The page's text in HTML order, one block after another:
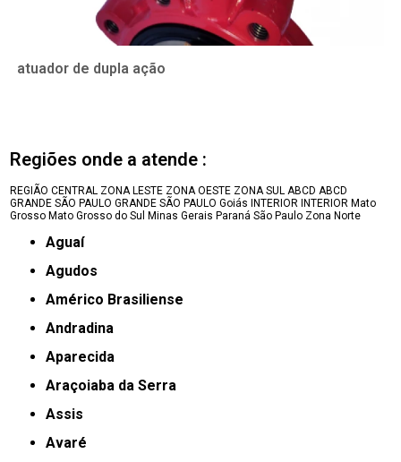
atuador de dupla ação
Regiões onde a atende :
REGIÃO CENTRAL ZONA LESTE ZONA OESTE ZONA SUL ABCD ABCD
GRANDE SÃO PAULO GRANDE SÃO PAULO Goiás INTERIOR INTERIOR Mato
Grosso Mato Grosso do Sul Minas Gerais Paraná São Paulo Zona Norte
Aguaí
Agudos
Américo Brasiliense
Andradina
Aparecida
Araçoiaba da Serra
Assis
Avaré